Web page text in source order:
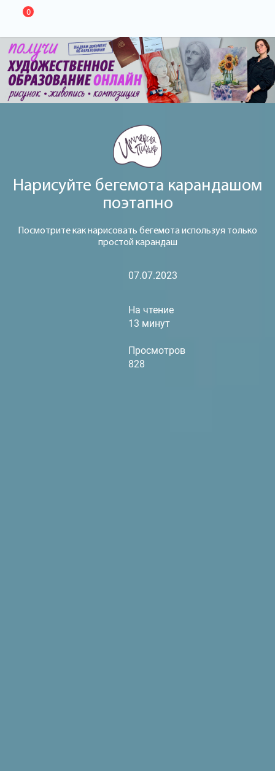
0
Нарисуйте бегемота карандашом
поэтапно
Посмотрите как нарисовать бегемота используя только
простой карандаш
07.07.2023
На чтение
13 минут
Просмотров
828